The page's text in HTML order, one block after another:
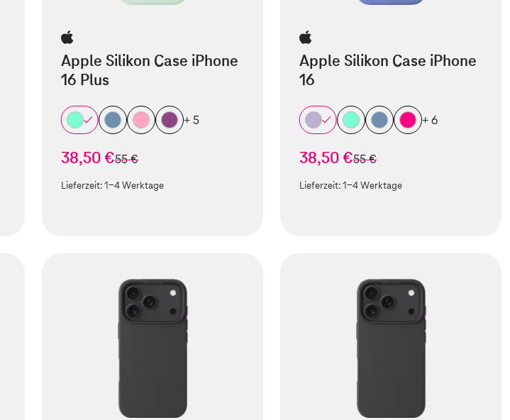
Apple Silikon Case iPhone
16 Plus
+ 5
38,50 €statt
55 €
Lieferzeit:1-4 Werktage
Apple Silikon Case iPhone
16
+ 6
38,50 €statt
55 €
Lieferzeit:1-4 Werktage